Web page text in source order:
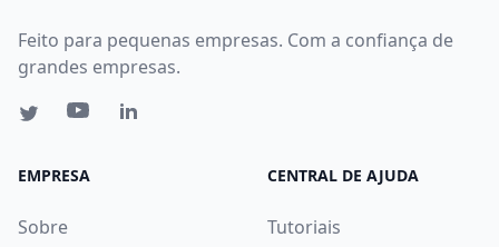
Feito para pequenas empresas. Com a confiança de
grandes empresas.
EMPRESA
Sobre
CENTRAL DE AJUDA
Tutoriais